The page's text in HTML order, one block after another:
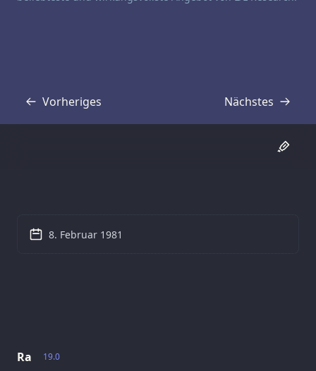
Vorheriges
Transkript Nächstes
Transkript
19.0
Ra
8. Februar 1981